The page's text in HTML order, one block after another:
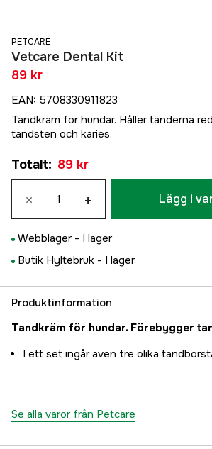
PETCARE
Vetcare Dental Kit
89 kr
EAN: 5708330911823
Tandkräm för hundar. Håller tänderna
tandsten och karies.
Totalt: 89 kr
× + Lägg i
Webblager - I lager
Butik Hyltebruk - I lager
Produktinformation
Tandkräm för hundar. Förebygger
I ett set ingår även tre olika
Se alla varor från Petcare